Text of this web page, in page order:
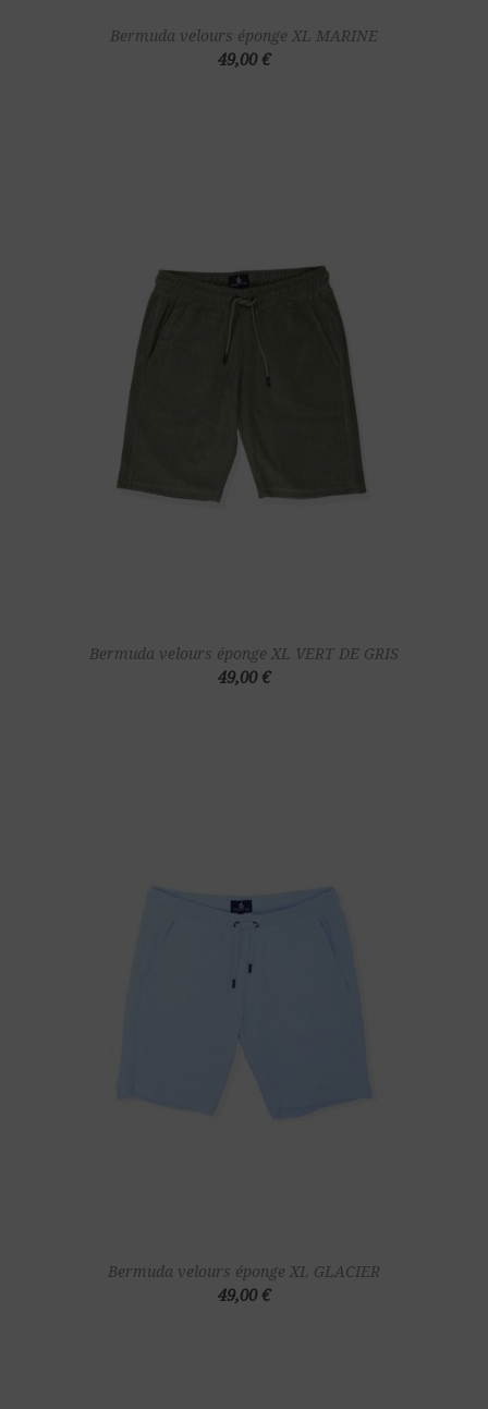
Bermuda velours éponge XL MARINE
49,00 €
Bermuda velours éponge XL VERT DE GRIS
49,00 €
Bermuda velours éponge XL GLACIER
49,00 €